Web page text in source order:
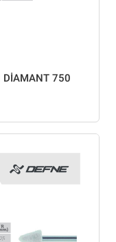
DİAMANT 750